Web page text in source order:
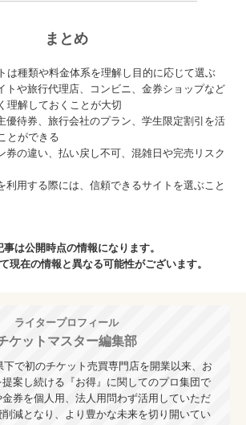
まとめ
種類や料金体系を理解し目的に応じて選ぶ
トや旅行代理店、コンビニ、金券ショップなど
理解しておくことが大切
優待券、旅行会社のプラン、学生限定割引を活
とができる
の違い、払い戻し不可、混雑日や完売リスク
用する際には、信頼できるサイトを選ぶこと
は公開時点の情報になります。
現在の情報と異なる可能性がございます。
ライタープロフィール
ケットマスター編集部
下で初のチケット売買専門店を開業以来、お
案し続ける『お得』に関してのプロ集団で
券を個人用、法人用問わず活用していただ
削減となり、より豊かな未来を切り開いてい